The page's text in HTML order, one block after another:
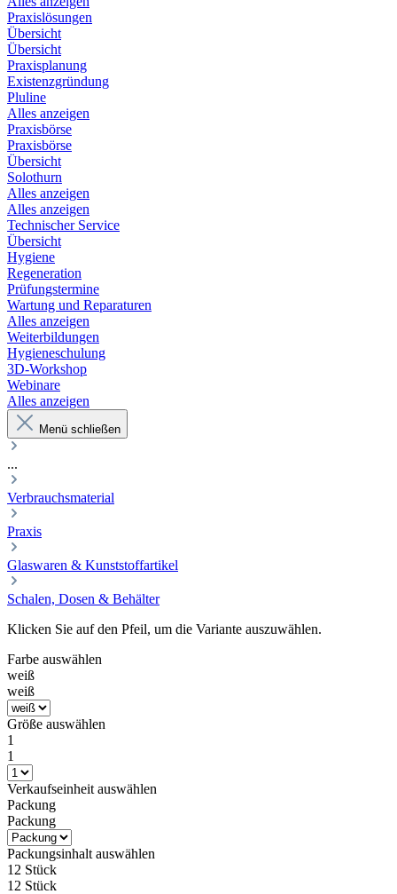
Praxislösungen
Übersicht
Übersicht
Praxisplanung
Existenzgründung
Pluline
Alles anzeigen
Praxisbörse
Praxisbörse
Übersicht
Solothurn
Alles anzeigen
Alles anzeigen
Technischer Service
Übersicht
Hygiene
Regeneration
Prüfungstermine
Wartung und Reparaturen
Alles anzeigen
Weiterbildungen
Hygieneschulung
3D-Workshop
Webinare
Alles anzeigen
Menü schließen
...
Verbrauchsmaterial
Praxis
Glaswaren & Kunststoffartikel
Schalen, Dosen & Behälter
Klicken Sie auf den Pfeil, um die Variante auszuwählen.
Farbe auswählen
weiß
weiß
Größe auswählen
1
1
Verkaufseinheit auswählen
Packung
Packung
Packungsinhalt auswählen
12 Stück
12 Stück